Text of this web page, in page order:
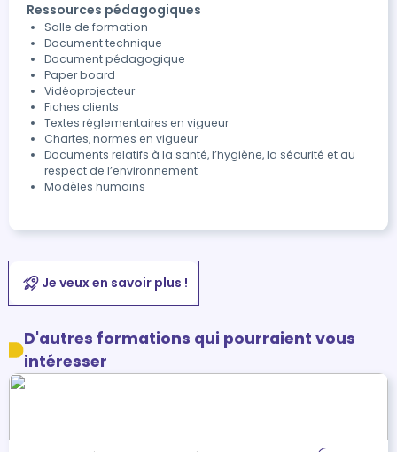
Ressources pédagogiques
Salle de formation
Document technique
Document pédagogique
Paper board
Vidéoprojecteur
Fiches clients
Textes réglementaires en vigueur
Chartes, normes en vigueur
Documents relatifs à la santé, l’hygiène, la sécurité et au
respect de l’environnement
Modèles humains
Je veux en savoir plus !
D'autres formations qui pourraient vous
intéresser